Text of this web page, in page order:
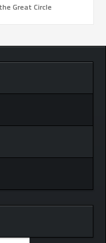
Great Circle